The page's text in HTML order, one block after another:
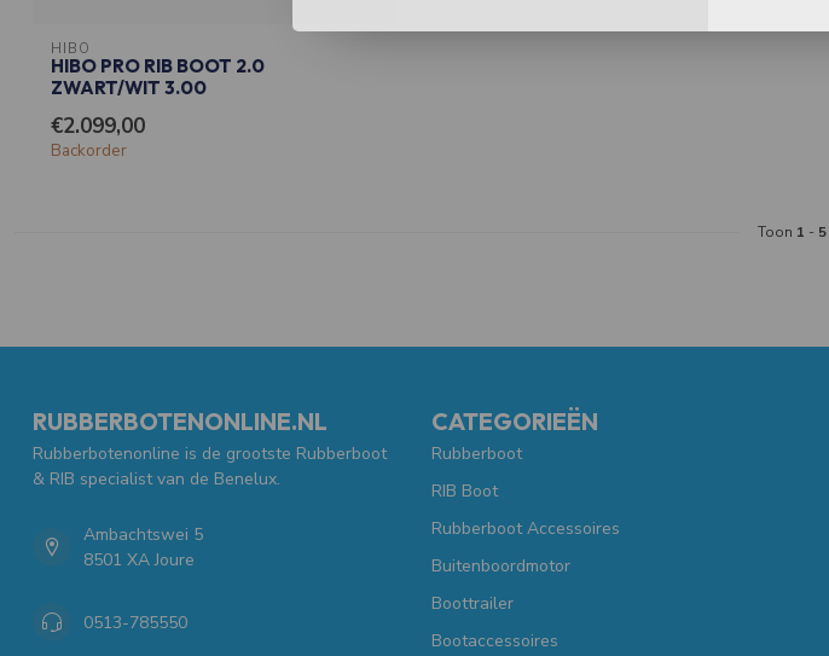
HIBO
HIBO PRO RIB BOOT 2.0
ZWART/WIT 3.00
€2.099,00
Backorder
Toon 1 - 5
RUBBERBOTENONLINE.NL
Rubberbotenonline is de grootste Rubberboot
& RIB specialist van de Benelux.
Ambachtswei 5
8501 XA Joure
0513-785550
CATEGORIEËN
Rubberboot
RIB Boot
Rubberboot Accessoires
Buitenboordmotor
Boottrailer
Bootaccessoires